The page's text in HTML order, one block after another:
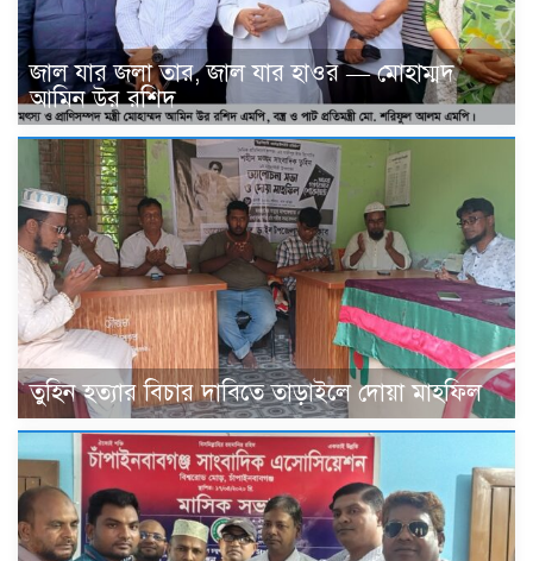
জাল যার জলা তার, জাল যার হাওর — মোহাম্মদ
আমিন উর রশিদ
তুহিন হত্যার বিচার দাবিতে তাড়াইলে দোয়া মাহফিল